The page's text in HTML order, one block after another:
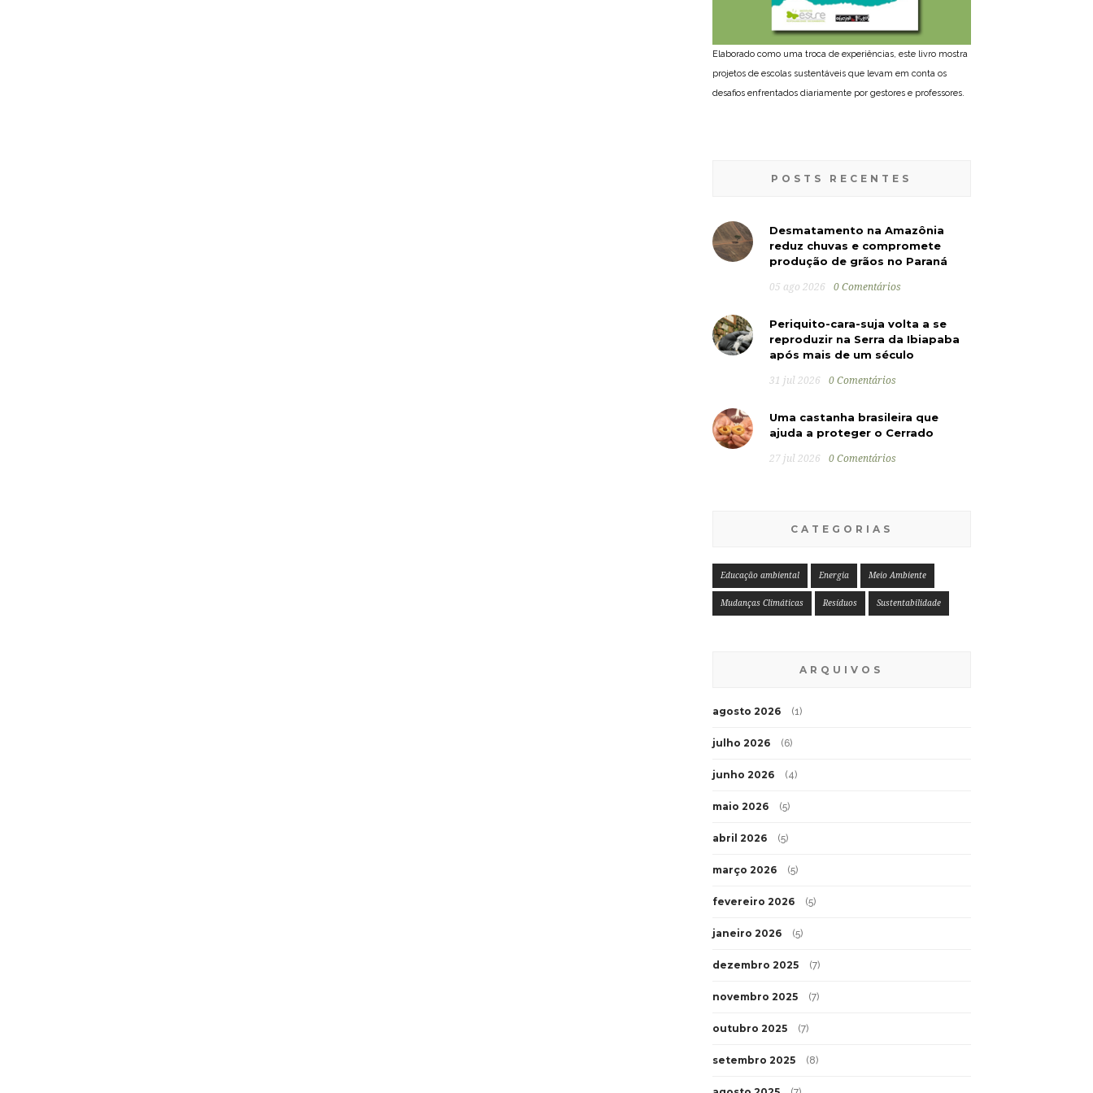
Elaborado como uma troca de experiências, este livro mostra
projetos de escolas sustentáveis que levam em conta os
desafios enfrentados diariamente por gestores e professores.
POSTS RECENTES
Desmatamento na Amazônia
reduz chuvas e compromete
produção de grãos no Paraná
05 ago 2026 0 Comentários
Periquito-cara-suja volta a se
reproduzir na Serra da Ibiapaba
após mais de um século
31 jul 2026 0 Comentários
Uma castanha brasileira que
ajuda a proteger o Cerrado
27 jul 2026 0 Comentários
CATEGORIAS
Educação ambiental Energia Meio Ambiente
Mudanças Climáticas Resíduos Sustentabilidade
ARQUIVOS
agosto 2026 (1)
julho 2026 (6)
junho 2026 (4)
maio 2026 (5)
abril 2026 (5)
março 2026 (5)
fevereiro 2026 (5)
janeiro 2026 (5)
dezembro 2025 (7)
novembro 2025 (7)
outubro 2025 (7)
setembro 2025 (8)